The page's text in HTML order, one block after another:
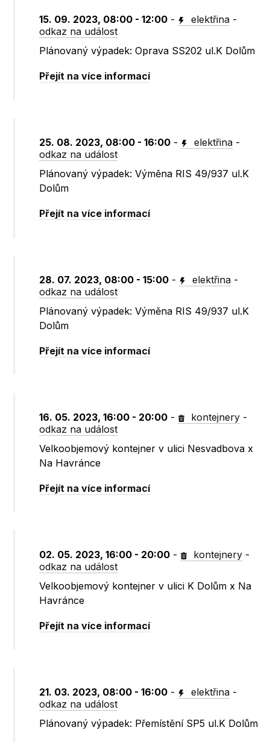
15. 09. 2023, 08:00 - 12:00 - elektřina -
odkaz na událost
Plánovaný výpadek: Oprava SS202 ul.K Dolům
Přejít na více informací
25. 08. 2023, 08:00 - 16:00 - elektřina -
odkaz na událost
Plánovaný výpadek: Výměna RIS 49/937 ul.K
Dolům
Přejít na více informací
28. 07. 2023, 08:00 - 15:00 - elektřina -
odkaz na událost
Plánovaný výpadek: Výměna RIS 49/937 ul.K
Dolům
Přejít na více informací
16. 05. 2023, 16:00 - 20:00 - kontejnery -
odkaz na událost
Velkoobjemový kontejner v ulici Nesvadbova x
Na Havránce
Přejít na více informací
02. 05. 2023, 16:00 - 20:00 - kontejnery -
odkaz na událost
Velkoobjemový kontejner v ulici K Dolům x Na
Havránce
Přejít na více informací
21. 03. 2023, 08:00 - 16:00 - elektřina -
odkaz na událost
Plánovaný výpadek: Přemístění SP5 ul.K Dolům